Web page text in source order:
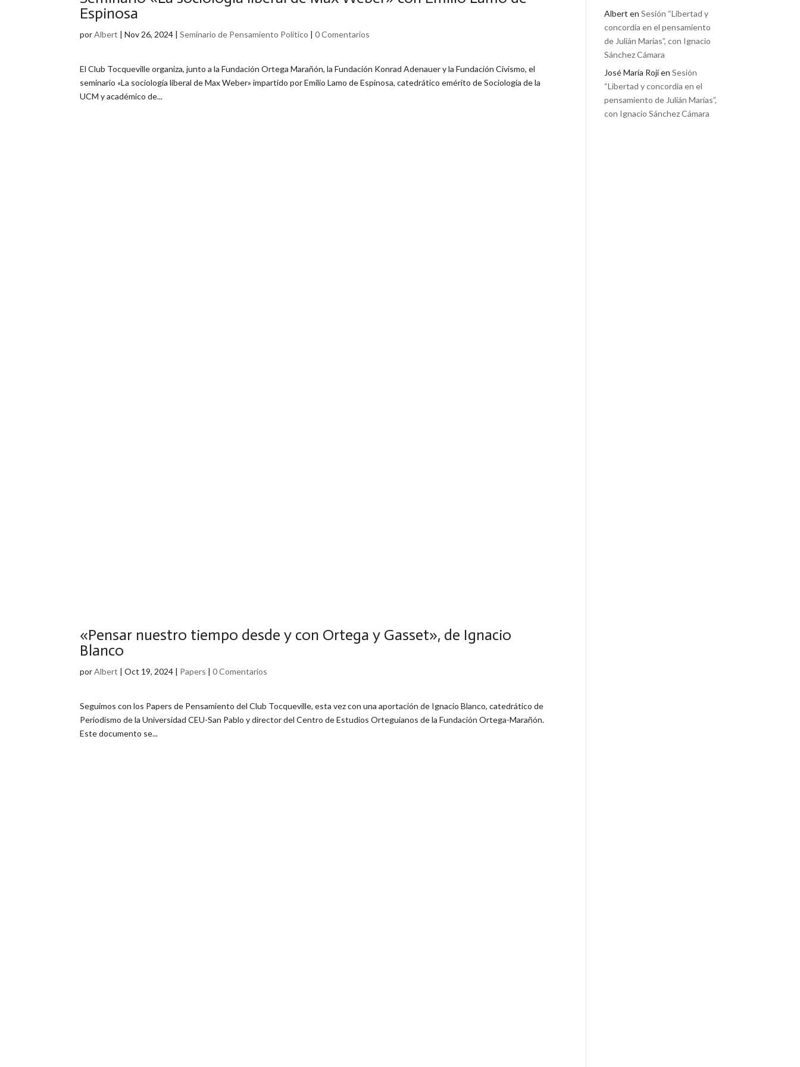
Espinosa
porAlbert |Nov 26, 2024 |Seminario de Pensamiento Político |0 Comentarios
El Club Tocqueville organiza, junto a la Fundación Ortega Marañón, la Fundación Konrad Adenauer y la Fundación Civismo, el
seminario «La sociología liberal de Max Weber» impartido por Emilio Lamo de Espinosa, catedrático emérito de Sociología de la
UCM y académico de...
«Pensar nuestro tiempo desde y con Ortega y Gasset», de Ignacio
Blanco
porAlbert |Oct 19, 2024 | Papers |0 Comentarios
Seguimos con los Papers de Pensamiento del Club Tocqueville, esta vez con una aportación de Ignacio Blanco, catedrático de
Periodismo de la Universidad CEU-San Pablo y director del Centro de Estudios Orteguianos de la Fundación Ortega-Marañón.
Este documento se...
Albert enSesión “Libertad y
concordia en el pensamiento
de Julián Marías”, con Ignacio
Sánchez Cámara
José María RojíenSesión
“Libertad y concordia en el
pensamiento de Julián Marías”,
con Ignacio Sánchez Cámara